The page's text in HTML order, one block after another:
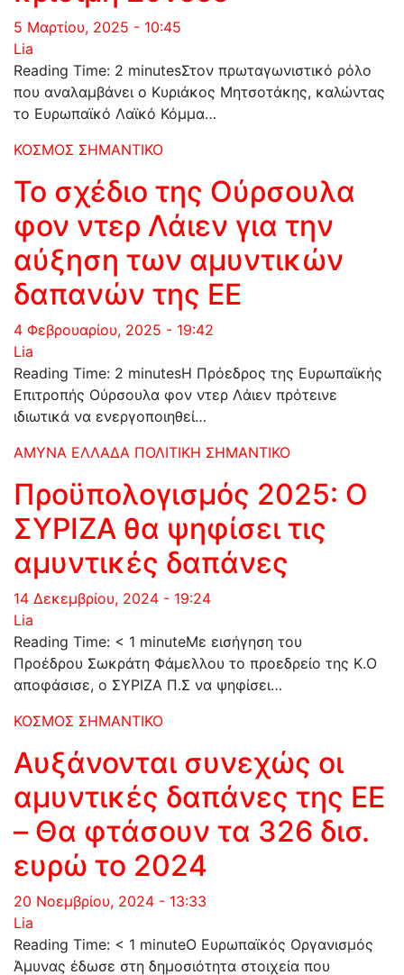
5 Μαρτίου, 2025 - 10:45
Lia
Reading Time: 2 minutesΣτον πρωταγωνιστικό ρόλο
που αναλαμβάνει ο Κυριάκος Μητσοτάκης, καλώντας
το Ευρωπαϊκό Λαϊκό Κόμμα…
ΚΟΣΜΟΣ ΣΗΜΑΝΤΙΚΟ
Το σχέδιο της Ούρσουλα
φον ντερ Λάιεν για την
αύξηση των αμυντικών
δαπανών της ΕΕ
4 Φεβρουαρίου, 2025 - 19:42
Lia
Reading Time: 2 minutesΗ Πρόεδρος της Ευρωπαϊκής
Επιτροπής Ούρσουλα φον ντερ Λάιεν πρότεινε
ιδιωτικά να ενεργοποιηθεί…
ΑΜΥΝΑ ΕΛΛΑΔΑ ΠΟΛΙΤΙΚΗ ΣΗΜΑΝΤΙΚΟ
Προϋπολογισμός 2025: Ο
ΣΥΡΙΖΑ θα ψηφίσει τις
αμυντικές δαπάνες
14 Δεκεμβρίου, 2024 - 19:24
Lia
Reading Time: < 1 minuteΜε εισήγηση του
Προέδρου Σωκράτη Φάμελλου το προεδρείο της Κ.Ο
αποφάσισε, ο ΣΥΡΙΖΑ Π.Σ να ψηφίσει…
ΚΟΣΜΟΣ ΣΗΜΑΝΤΙΚΟ
Αυξάνονται συνεχώς οι
αμυντικές δαπάνες της ΕΕ
– Θα φτάσουν τα 326 δισ.
ευρώ το 2024
20 Νοεμβρίου, 2024 - 13:33
Lia
Reading Time: < 1 minuteΟ Ευρωπαϊκός Οργανισμός
Άμυνας έδωσε στη δημοσιότητα στοιχεία που